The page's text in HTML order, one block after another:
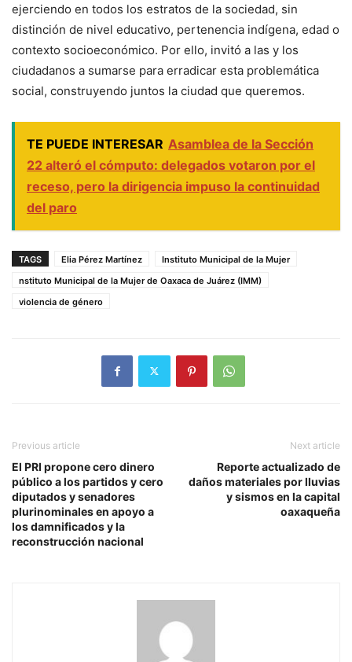
ejerciendo en todos los estratos de la sociedad, sin
distinción de nivel educativo, pertenencia indígena, edad o
contexto socioeconómico. Por ello, invitó a las y los
ciudadanos a sumarse para erradicar esta problemática
social, construyendo juntos la ciudad que queremos.
TE PUEDE INTERESAR Asamblea de la Sección
22 alteró el cómputo: delegados votaron por el
receso, pero la dirigencia impuso la continuidad
del paro
TAGS Elia Pérez Martínez
Instituto Municipal de la Mujer
nstituto Municipal de la Mujer de Oaxaca de Juárez (IMM)
violencia de género
Previous article
El PRI propone cero dinero
público a los partidos y cero
diputados y senadores
plurinominales en apoyo a
los damnificados y la
reconstrucción nacional
Next article
Reporte actualizado de
daños materiales por lluvias
y sismos en la capital
oaxaqueña